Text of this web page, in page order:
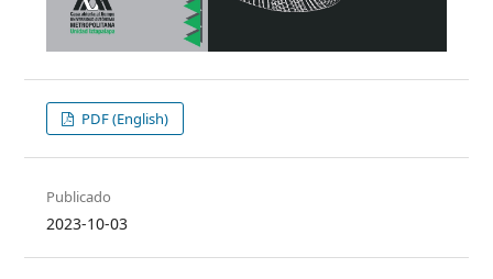
PDF (English)
Publicado
2023-10-03